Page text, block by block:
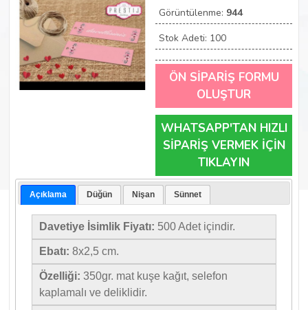
Görüntülenme: 944
Stok Adeti: 100
ÖN SİPARİŞ FORMU
OLUŞTUR
WHATSAPP'TAN HIZLI
SİPARİŞ VERMEK İÇİN
TIKLAYIN
Açıklama Düğün Nişan Sünnet
Davetiye İsimlik Fiyatı: 500 Adet içindir.
Ebatı: 8x2,5 cm.
Özelliği: 350gr. mat kuşe kağıt, selefon
kaplamalı ve deliklidir.